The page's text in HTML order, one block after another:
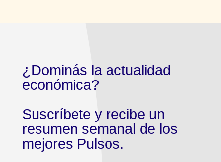
¿Dominás la actualidad
económica?
Suscríbete y recibe un
resumen semanal de los
mejores Pulsos.